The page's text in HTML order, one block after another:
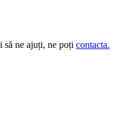
să ne ajuți, ne poți contacta.